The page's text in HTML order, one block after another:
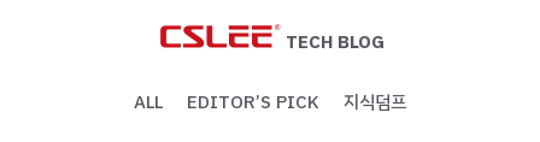
TECH BLOG
ALL EDITOR’S PICK 지식덤프